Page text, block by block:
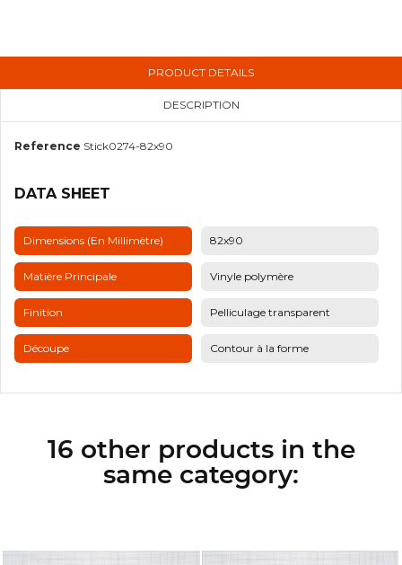
PRODUCT DETAILS
DESCRIPTION
Reference Stick0274-82x90
DATA SHEET
Dimensions (en Millimètre) 82x90
Matière Principale Vinyle polymère
Finition Pelliculage transparent
Découpe Contour à la forme
16 other products in the
same category: